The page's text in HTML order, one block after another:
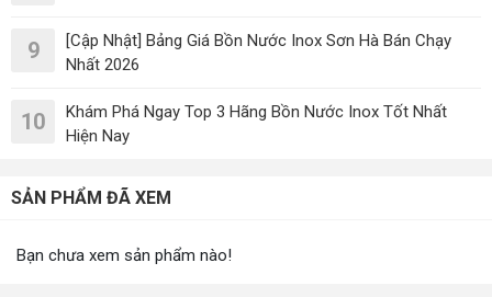
9
[Cập Nhật] Bảng Giá Bồn Nước Inox Sơn Hà Bán Chạy
Nhất 2026
10
Khám Phá Ngay Top 3 Hãng Bồn Nước Inox Tốt Nhất
Hiện Nay
SẢN PHẨM ĐÃ XEM
Bạn chưa xem sản phẩm nào!